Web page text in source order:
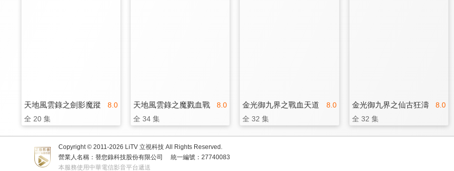
8.0
天地風雲錄之劍影魔蹤
全 20 集
8.0
天地風雲錄之魔戮血戰
全 34 集
8.0
金光御九界之戰血天道
全 32 集
8.0
金光御九界之仙古狂濤
全 32 集
Copyright © 2011-2026 LiTV 立視科技 All Rights Reserved.
營業人名稱：替您錄科技股份有限公司
統一編號：27740083
本服務使用中華電信影音平台遞送